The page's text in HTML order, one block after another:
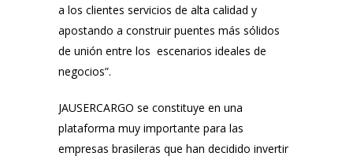
a los clientes servicios de alta calidad y
apostando a construir puentes más sólidos
de unión entre los escenarios ideales de
negocios”.
JAUSERCARGO se constituye en una
plataforma muy importante para las
empresas brasileras que han decidido invertir